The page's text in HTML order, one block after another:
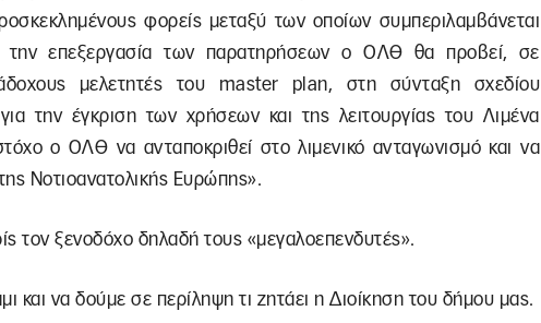
φορείς μεταξύ των οποίων συμπεριλαμβάνεται
επεξεργασία των παρατηρήσεων ο ΟΛΘ θα προβεί, σε
μελετητές του master plan, στη σύνταξη σχεδίου
την έγκριση των χρήσεων και της λειτουργίας του Λιμένα
ο ΟΛΘ να ανταποκριθεί στο λιμενικό ανταγωνισμό και να
Νοτιοανατολικής Ευρώπης».
τον ξενοδόχο δηλαδή τους «μεγαλοεπενδυτές».
και να δούμε σε περίληψη τι ζητάει η Διοίκηση του δήμου μας.